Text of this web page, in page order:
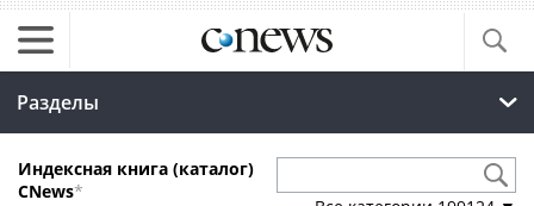
Разделы
Индексная книга (каталог)
CNews*